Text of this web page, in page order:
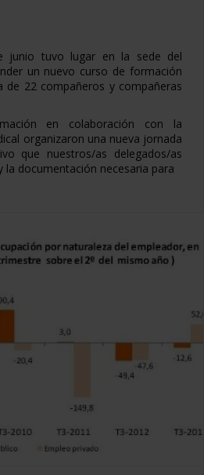
junio tuvo lugar en la sede del
un nuevo curso de formación
de 22 compañeros y compañeras
en colaboración con la
organizaron una nueva jornada
que nuestros/as delegados/as
documentación necesaria para